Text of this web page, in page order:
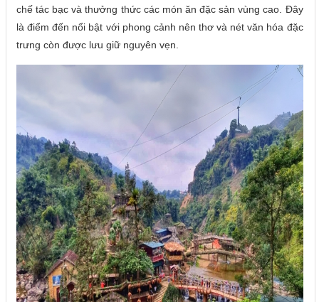
chế tác bạc và thưởng thức các món ăn đặc sản vùng cao. Đây
là điểm đến nổi bật với phong cảnh nên thơ và nét văn hóa đặc
trưng còn được lưu giữ nguyên vẹn.